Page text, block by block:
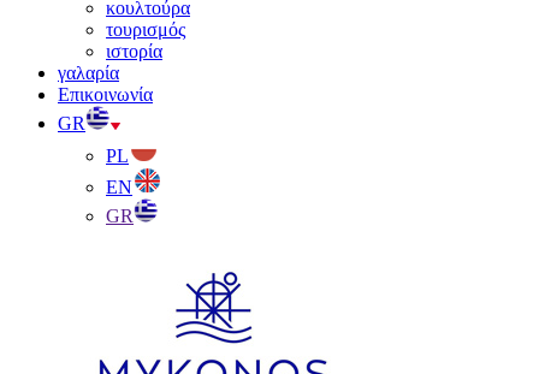
κουλτούρα
τουρισμός
ιστορία
γαλαρία
Επικοινωνία
GR
PL
EN
GR